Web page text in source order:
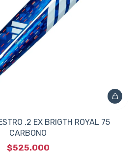
.2 EX BRIGTH ROYAL 75
CARBONO
$525.000